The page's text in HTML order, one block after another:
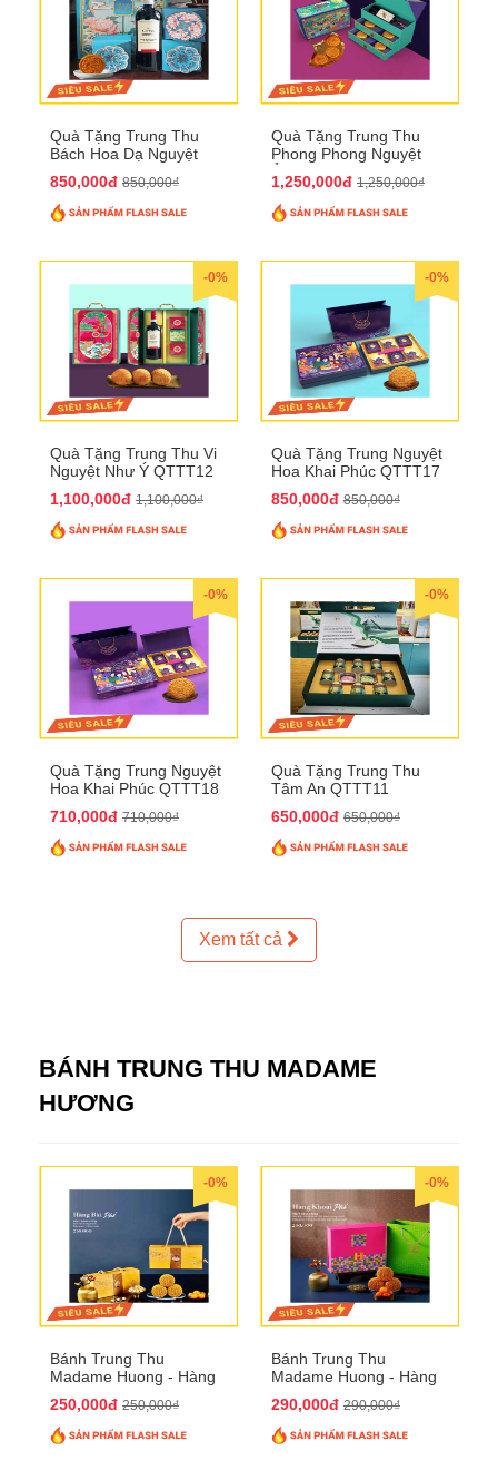
Quà Tặng Trung Thu
Bách Hoa Dạ Nguyệt
850,000đ 850,000₫
Quà Tặng Trung Thu
Phong Phong Nguyệt
1,250,000đ 1,250,000₫
-0%
Quà Tặng Trung Thu Vi
Nguyệt Như Ý QTTT12
1,100,000đ 1,100,000₫
-0%
Quà Tặng Trung Nguyệt
Hoa Khai Phúc QTTT17
850,000đ 850,000₫
-0%
Quà Tặng Trung Nguyệt
Hoa Khai Phúc QTTT18
710,000đ 710,000₫
-0%
Quà Tặng Trung Thu
Tâm An QTTT11
650,000đ 650,000₫
Xem tất cả
BÁNH TRUNG THU MADAME
HƯƠNG
-0%
Bánh Trung Thu
Madame Huong - Hàng
250,000đ 250,000₫
-0%
Bánh Trung Thu
Madame Huong - Hàng
290,000đ 290,000₫